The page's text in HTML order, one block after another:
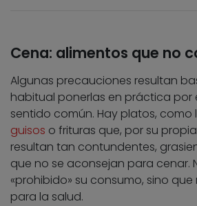
Cena: alimentos que no
Algunas precauciones resultan
habitual ponerlas en práctica por
sentido común. Hay platos, como
guisos o frituras que, por su
resultan tan contundentes,
que no se aconsejan para cenar.
«prohibido» su consumo, sino
para la salud.